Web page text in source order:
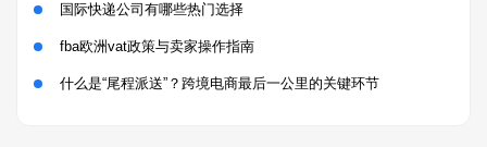
国际快递公司有哪些热门选择
fba欧洲vat政策与卖家操作指南
什么是“尾程派送”？跨境电商最后一公里的关键环节